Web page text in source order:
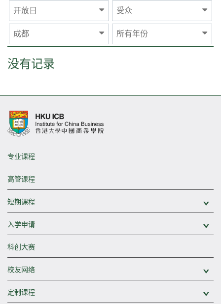
开放日 受众
成都 所有年份
没有记录
专业课程
高管课程
短期课程
入学申请
科创大赛
校友网络
定制课程